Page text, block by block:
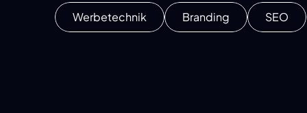
Werbetechnik Branding SEO